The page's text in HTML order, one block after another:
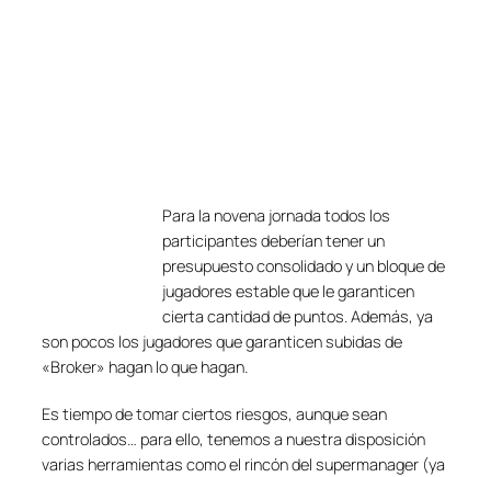
Para la novena jornada todos los
participantes deberían tener un
presupuesto consolidado y un bloque de
jugadores estable que le garanticen
cierta cantidad de puntos. Además, ya
son pocos los jugadores que garanticen subidas de
«Broker» hagan lo que hagan.
Es tiempo de tomar ciertos riesgos, aunque sean
controlados… para ello, tenemos a nuestra disposición
varias herramientas como el rincón del supermanager (ya